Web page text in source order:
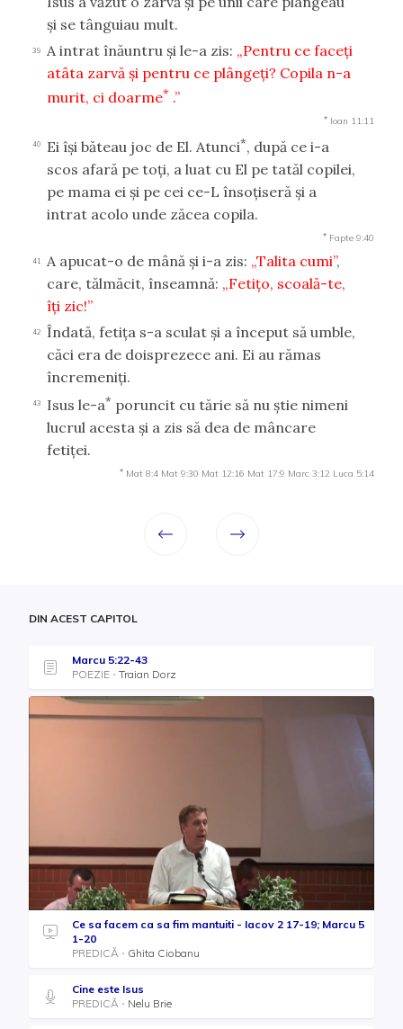
şi se tânguiau mult.
39 A intrat înăuntru şi le-a zis: „Pentru ce faceţi
atâta zarvă şi pentru ce plângeţi? Copila n-a
murit, ci doarme* .”
* Ioan 11:11
40 Ei îşi băteau joc de El. Atunci*, după ce i-a
scos afară pe toţi, a luat cu El pe tatăl copilei,
pe mama ei şi pe cei ce-L însoţiseră şi a
intrat acolo unde zăcea copila.
* Fapte 9:40
41 A apucat-o de mână şi i-a zis: „Talita cumi”,
care, tălmăcit, înseamnă: „Fetiţo, scoală-te,
îţi zic!”
42
Îndată, fetiţa s-a sculat şi a început să umble,
căci era de doisprezece ani. Ei au rămas
încremeniţi.
43 Isus le-a* poruncit cu tărie să nu ştie nimeni
lucrul acesta şi a zis să dea de mâncare
fetiţei.
* Mat 8:4 Mat 9:30 Mat 12:16 Mat 17:9 Marc 3:12 Luca 5:14
DIN ACEST CAPITOL
Marcu 5:22-43
POEZIE
Traian Dorz
Ce sa facem ca sa fim mantuiti - Iacov 2 17-19; Marcu 5
1-20
PREDICĂ
Ghita Ciobanu
Cine este Isus
PREDICĂ
Nelu Brie